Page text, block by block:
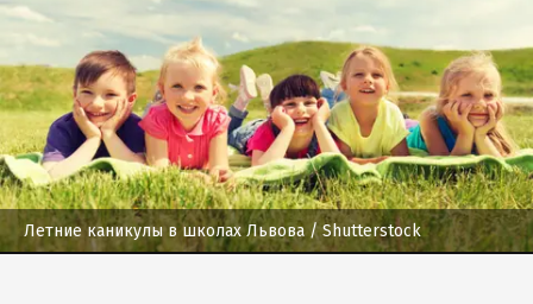
Летние каникулы в школах Львова / Shutterstock